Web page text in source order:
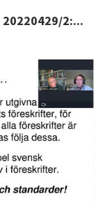
2:...